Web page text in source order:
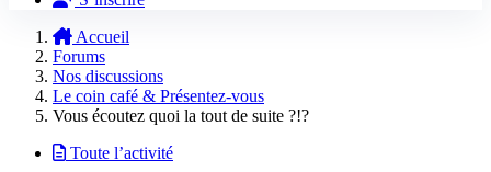
Accueil
Forums
Nos discussions
Le coin café & Présentez-vous
Vous écoutez quoi la tout de suite ?!?
Toute l’activité